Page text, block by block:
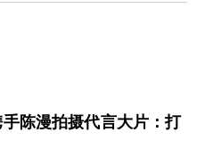
手陈漫拍摄代言大片：打